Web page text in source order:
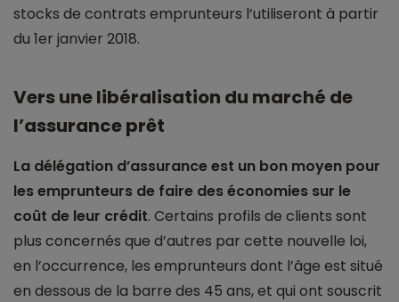
stocks de contrats emprunteurs l’utiliseront à partir
du 1er janvier 2018.
Vers une libéralisation du marché de
l’assurance prêt
La délégation d’assurance est un bon moyen pour
les emprunteurs de faire des économies sur le
coût de leur crédit. Certains profils de clients sont
plus concernés que d’autres par cette nouvelle loi,
en l’occurrence, les emprunteurs dont l’âge est situé
en dessous de la barre des 45 ans, et qui ont souscrit